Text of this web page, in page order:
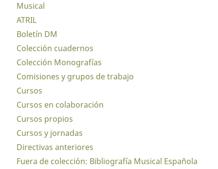
Musical
ATRIL
Boletín DM
Colección cuadernos
Colección Monografías
Comisiones y grupos de trabajo
Cursos
Cursos en colaboración
Cursos propios
Cursos y jornadas
Directivas anteriores
Fuera de colección: Bibliografía Musical Española